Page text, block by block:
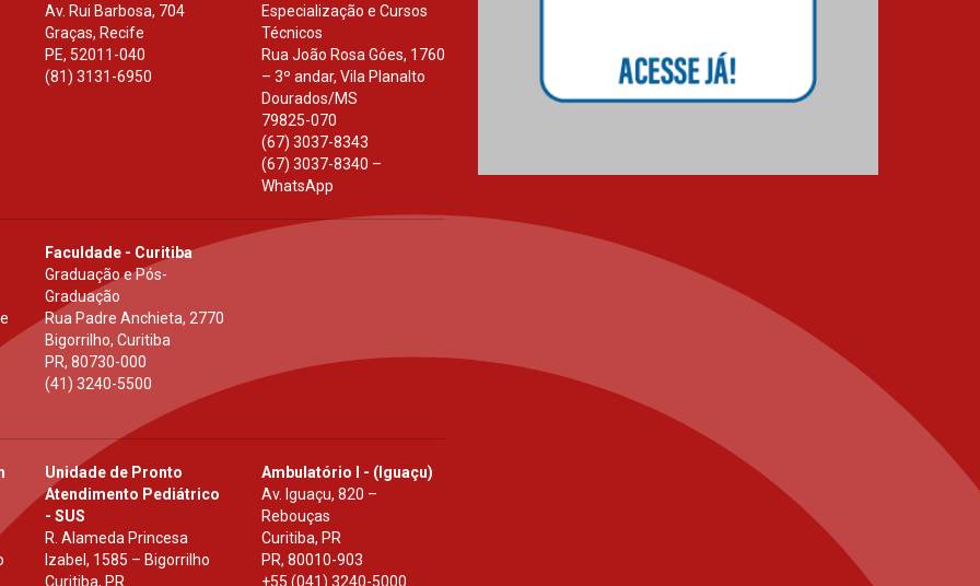
Av. Rui Barbosa, 704
Graças, Recife
PE, 52011-040
(81) 3131-6950
Especialização e Cursos
Técnicos
Rua João Rosa Góes, 1760
– 3º andar, Vila Planalto
Dourados/MS
79825-070
(67) 3037-8343
(67) 3037-8340 –
WhatsApp
Faculdade - Curitiba
Graduação e Pós-
Graduação
Rua Padre Anchieta, 2770
Bigorrilho, Curitiba
PR, 80730-000
(41) 3240-5500
Unidade de Pronto
Atendimento Pediátrico
- SUS
R. Alameda Princesa
Izabel, 1585 – Bigorrilho
Curitiba, PR
Ambulatório I - (Iguaçu)
Av. Iguaçu, 820 –
Rebouças
Curitiba, PR
PR, 80010-903
+55 (041) 3240-5000